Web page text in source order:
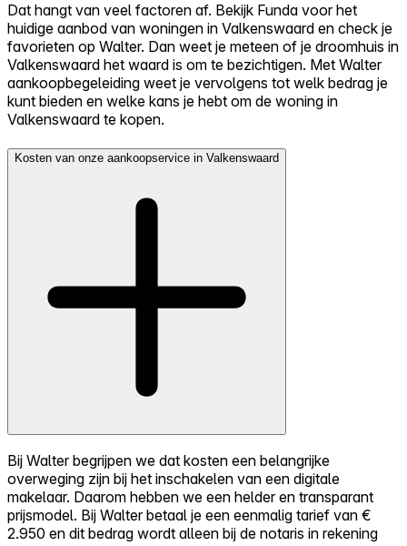
Dat hangt van veel factoren af. Bekijk Funda voor het
huidige aanbod van woningen in Valkenswaard en check je
favorieten op Walter. Dan weet je meteen of je droomhuis in
Valkenswaard het waard is om te bezichtigen. Met Walter
aankoopbegeleiding weet je vervolgens tot welk bedrag je
kunt bieden en welke kans je hebt om de woning in
Valkenswaard te kopen.
Kosten van onze aankoopservice in Valkenswaard
Bij Walter begrijpen we dat kosten een belangrijke
overweging zijn bij het inschakelen van een digitale
makelaar. Daarom hebben we een helder en transparant
prijsmodel. Bij Walter betaal je een eenmalig tarief van €
2.950 en dit bedrag wordt alleen bij de notaris in rekening